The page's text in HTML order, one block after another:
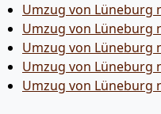
Umzug von Lüneburg
Umzug von Lüneburg
Umzug von Lüneburg
Umzug von Lüneburg
Umzug von Lüneburg